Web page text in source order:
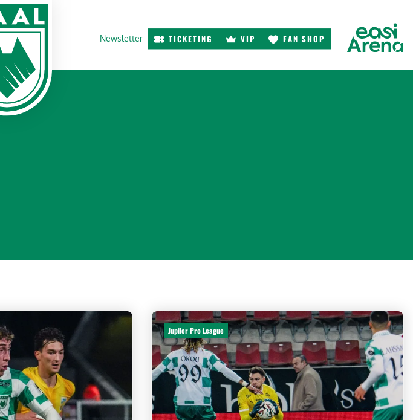
Newsletter TICKETING VIP FAN SHOP
Jupiler Pro League